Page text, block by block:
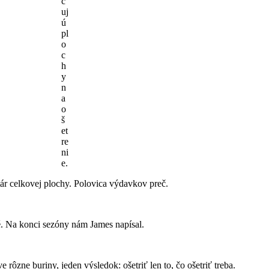
uj
ú
pl
o
c
h
y
n
a
o
š
et
re
ni
e.
celkovej plochy. Polovica výdavkov preč.
konci sezóny nám James napísal.
rôzne buriny, jeden výsledok: ošetriť len to, čo ošetriť treba.